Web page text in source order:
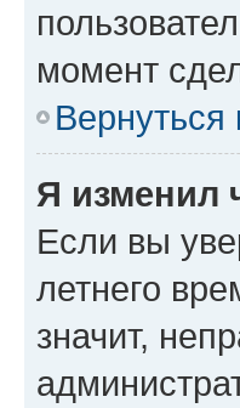
момент
Вернуться
Я изменил
Если вы
летнего
значит,